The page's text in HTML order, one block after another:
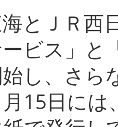
とＪＲ西
ービス」
し、さら
15日に